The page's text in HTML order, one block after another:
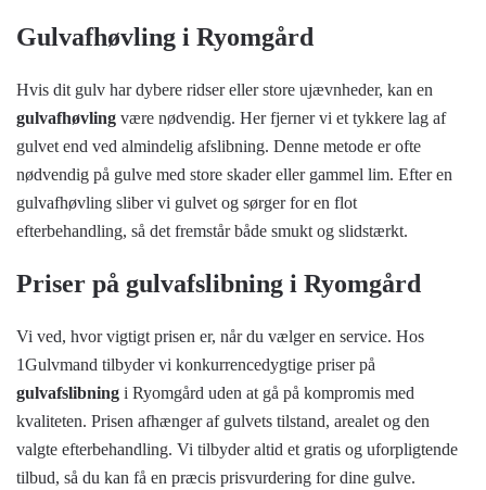
Gulvafhøvling i Ryomgård
Hvis dit gulv har dybere ridser eller store ujævnheder, kan en
gulvafhøvling være nødvendig. Her fjerner vi et tykkere lag af
gulvet end ved almindelig afslibning. Denne metode er ofte
nødvendig på gulve med store skader eller gammel lim. Efter en
gulvafhøvling sliber vi gulvet og sørger for en flot
efterbehandling, så det fremstår både smukt og slidstærkt.
Priser på gulvafslibning i Ryomgård
Vi ved, hvor vigtigt prisen er, når du vælger en service. Hos
1Gulvmand tilbyder vi konkurrencedygtige priser på
gulvafslibning i Ryomgård uden at gå på kompromis med
kvaliteten. Prisen afhænger af gulvets tilstand, arealet og den
valgte efterbehandling. Vi tilbyder altid et gratis og uforpligtende
tilbud, så du kan få en præcis prisvurdering for dine gulve.